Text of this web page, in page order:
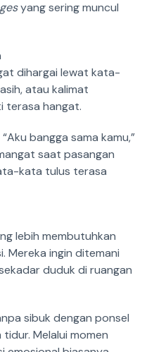
yang sering muncul
dihargai lewat kata-
atau kalimat
terasa hangat.
bangga sama kamu,”
saat pasangan
kata tulus terasa
lebih membutuhkan
Mereka ingin ditemani
duduk di ruangan
sibuk dengan ponsel
Melalui momen